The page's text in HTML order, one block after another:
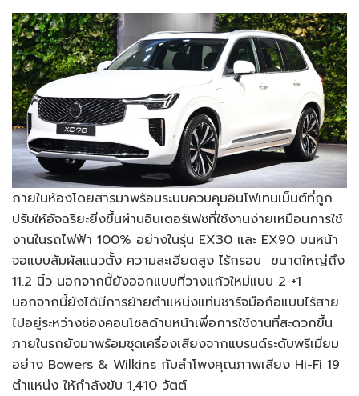
ภายในห้องโดยสารมาพร้อมระบบควบคุมอินโฟเทนเม็นต์ที่ถูก
ปรับให้อัจฉริยะยิ่งขึ้นผ่านอินเตอร์เฟซที่ใช้งานง่ายเหมือนการใช้
งานในรถไฟฟ้า 100% อย่างในรุ่น EX30 และ EX90 บนหน้า
จอแบบสัมผัสแนวตั้ง ความละเอียดสูง ไร้กรอบ ขนาดใหญ่ถึง
11.2 นิ้ว นอกจากนี้ยังออกแบบที่วางแก้วใหม่แบบ 2 +1
นอกจากนี้ยังได้มีการย้ายตำแหน่งแท่นชาร์จมือถือแบบไร้สาย
ไปอยู่ระหว่างช่องคอนโซลด้านหน้าเพื่อการใช้งานที่สะดวกขึ้น
ภายในรถยังมาพร้อมชุดเครื่องเสียงจากแบรนด์ระดับพรีเมี่ยม
อย่าง Bowers & Wilkins กับลำโพงคุณภาพเสียง Hi-Fi 19
ตำแหน่ง ให้กำลังขับ 1,410 วัตต์